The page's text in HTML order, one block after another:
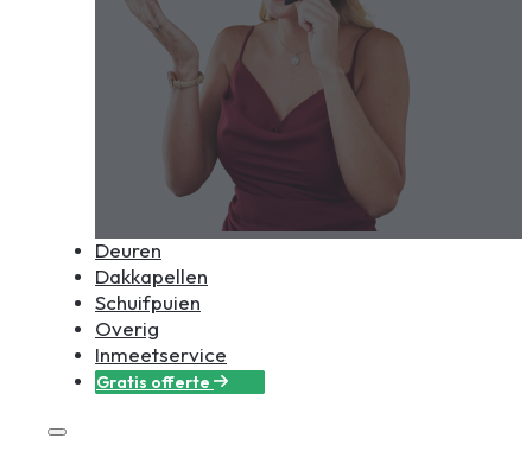
Deuren
Dakkapellen
Schuifpuien
Overig
Inmeetservice
Gratis offerte